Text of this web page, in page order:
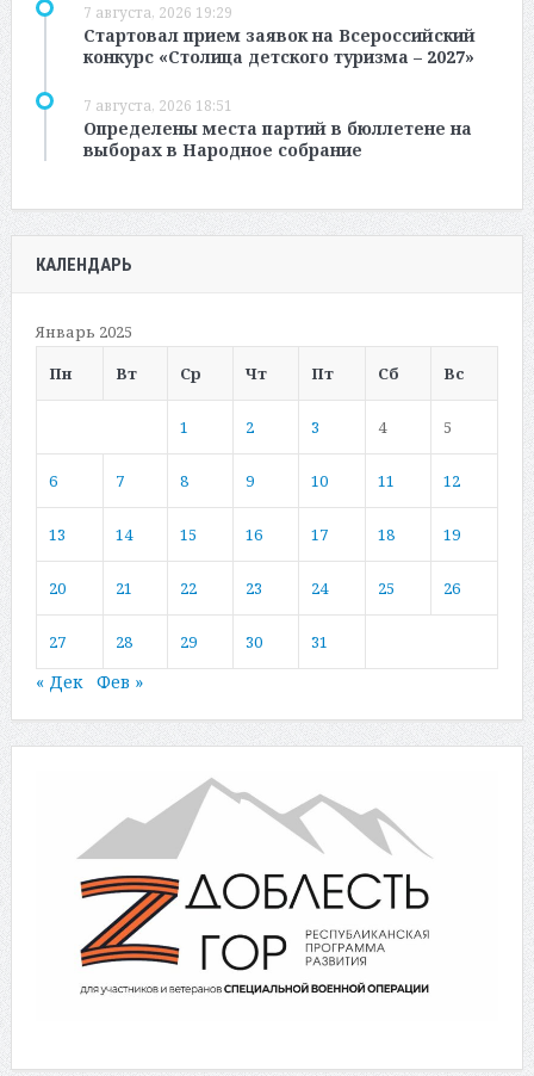
7 августа, 2026 19:29
Стартовал прием заявок на Всероссийский
конкурс «Столица детского туризма – 2027»
7 августа, 2026 18:51
Определены места партий в бюллетене на
выборах в Народное собрание
КАЛЕНДАРЬ
Январь 2025
Пн
Вт Ср Чт Пт Сб Вс
1 2 3 4 5
6 7 8 9 10 11 12
13 14 15 16 17 18 19
20 21 22 23 24 25 26
27 28 29 30 31
« Дек Фев »